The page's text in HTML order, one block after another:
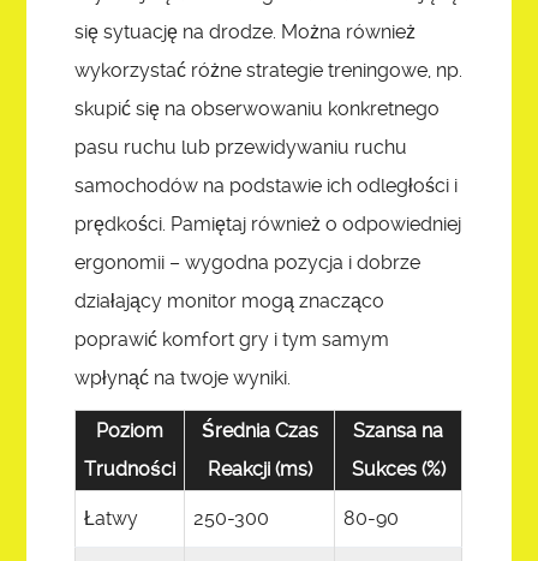
się sytuację na drodze. Można również
wykorzystać różne strategie treningowe, np.
skupić się na obserwowaniu konkretnego
pasu ruchu lub przewidywaniu ruchu
samochodów na podstawie ich odległości i
prędkości. Pamiętaj również o odpowiedniej
ergonomii – wygodna pozycja i dobrze
działający monitor mogą znacząco
poprawić komfort gry i tym samym
wpłynąć na twoje wyniki.
Poziom
Trudności
Średnia Czas
Reakcji (ms)
Szansa na
Sukces (%)
Łatwy 250-300 80-90